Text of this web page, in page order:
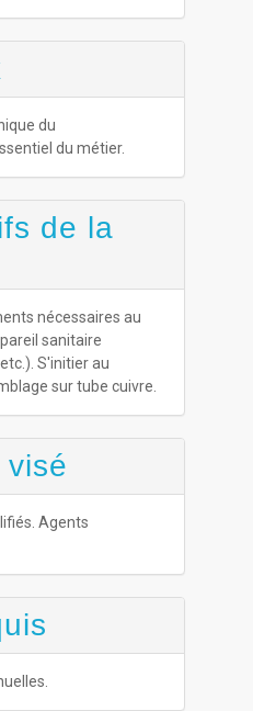
du
du métier.
de la
nécessaires au
sanitaire
S'initier au
sur tube cuivre.
visé
Agents